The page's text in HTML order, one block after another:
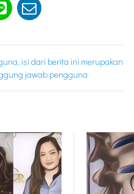
isi dari berita ini merupakan
jawab pengguna